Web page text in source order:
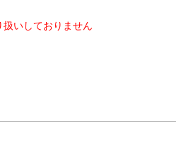
扱いしておりません